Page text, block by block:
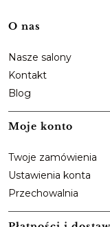
Linki w
O nas
Nasze salony
Kontakt
Blog
Moje konto
Twoje zamówienia
Ustawienia konta
Przechowalnia